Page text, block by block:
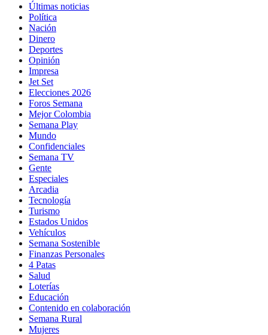
Últimas noticias
Política
Nación
Dinero
Deportes
Opinión
Impresa
Jet Set
Elecciones 2026
Foros Semana
Mejor Colombia
Semana Play
Mundo
Confidenciales
Semana TV
Gente
Especiales
Arcadia
Tecnología
Turismo
Estados Unidos
Vehículos
Semana Sostenible
Finanzas Personales
4 Patas
Salud
Loterías
Educación
Contenido en colaboración
Semana Rural
Mujeres